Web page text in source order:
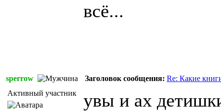
всё...
sperrow Заголовок сообщения: Re: Какие
Активный участник
увы и ах